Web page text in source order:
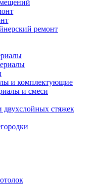
ремонт
и комплектующие
и смеси
стяжек